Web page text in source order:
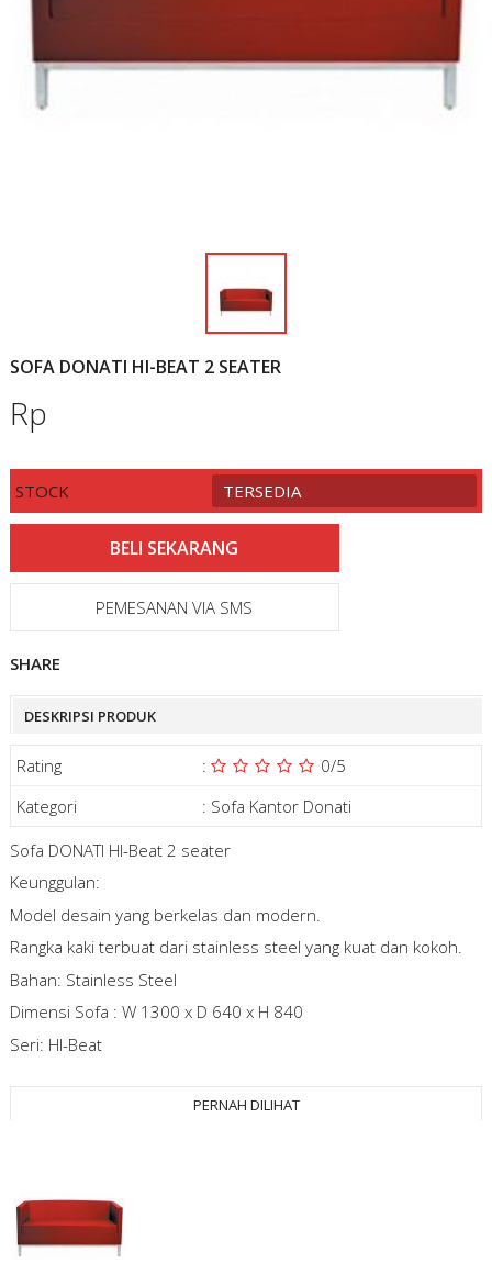
SOFA DONATI HI-BEAT 2 SEATER
Rp
STOCK TERSEDIA
PEMESANAN VIA SMS
SHARE
DESKRIPSI PRODUK
Rating : 0/5
Kategori
: Sofa Kantor Donati
Sofa DONATI HI-Beat 2 seater
Keunggulan:
Model desain yang berkelas dan modern.
Rangka kaki terbuat dari stainless steel yang kuat dan kokoh.
Bahan: Stainless Steel
Dimensi Sofa : W 1300 x D 640 x H 840
Seri: HI-Beat
PERNAH DILIHAT